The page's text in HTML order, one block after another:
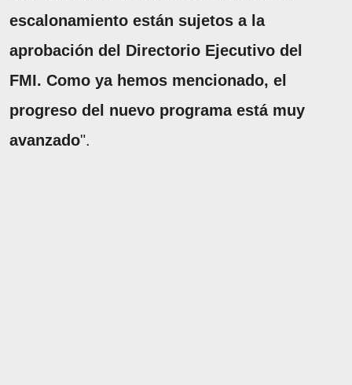
escalonamiento están sujetos a la
aprobación del Directorio Ejecutivo del
FMI. Como ya hemos mencionado, el
progreso del nuevo programa está muy
avanzado".